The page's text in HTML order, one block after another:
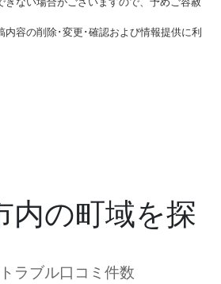
内容の削除･変更･確認および情報提供に利
内の町域を探
ラブル口コミ件数